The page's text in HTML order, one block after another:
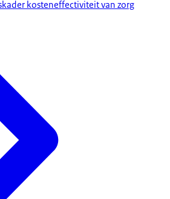
kosteneffectiviteit van zorg